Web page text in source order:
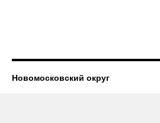
Новомосковский округ